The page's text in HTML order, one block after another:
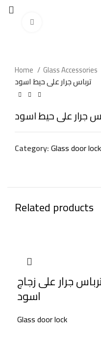
Home Glass Accessories
ترباس جرار على حيط اسود
جرار على حيط اسود
Category:Glass door lock
Related products
جرار على زجاج
اسود
Glass door lock